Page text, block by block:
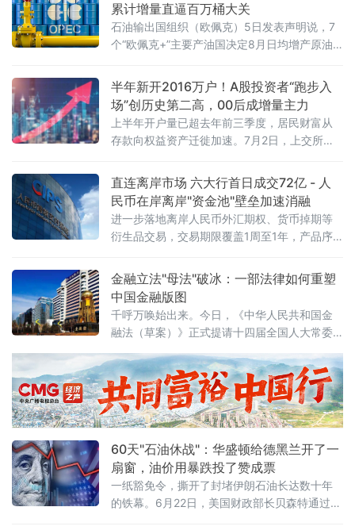
累计增量直逼百万桶大关
石油输出国组织（欧佩克）5日发表声明说，7
个“欧佩克+”主要产油国决定8月日均增产原油
此，主要产油国已连续五个月宣布增产。沙特
阿拉伯、俄罗斯、伊拉克、科威特、哈萨克斯
坦、阿尔及利亚和阿曼的代表当天举行线上会
议，研判全球石油市场现状与前景。会后声明
说，各参与国将谨慎维护市场稳定，视市场情
再次开会，就9月产量作出进一步
半年新开2016万户！A股投资者“跑步入
场”创历史第二高，00后成增量主力
上半年开户量已超去年前三季度，居民财富从
存款向权益资产迁徙加速。7月2日，上交所官
市场新开户数达286.46万户，环比增长3.6%，
同比增长73.99%。拉长时间来看，2026年上
半年A股累计新开户2016.13万户，较2025年同
期的1259.77万户增长约60%。这一数字意味着
什么？2025年全年A股新开户合计为274
直连离岸市场 六大行首日成交72亿 - 人
民币在岸离岸"资金池"壁垒加速消融
进一步落地离岸人民币外汇期权、货币掉期等
衍生品交易，交易期限覆盖1周至1年，产品序
金融立法"母法"破冰：一部法律如何重塑
中国金融版图
千呼万唤始出来。今日，《中华人民共和国金
融法（草案）》正式提请十四届全国人大常委
金融领域"管总"大法，终于从幕后走向台前。这
不是一次普通的立法程序，而是中国金融法治
建设迈出的历史性一步。一、"1+N+X"：一张
图看懂金融法律新格局金融法的定位极为清晰
融法是统领全局的"1"，银行
60天"石油休战"：华盛顿给德黑兰开了一
扇窗，油价用暴跌投了赞成票
一纸豁免令，撕开了封堵伊朗石油长达数十年
的铁幕。6月22日，美国财政部长贝森特通过社